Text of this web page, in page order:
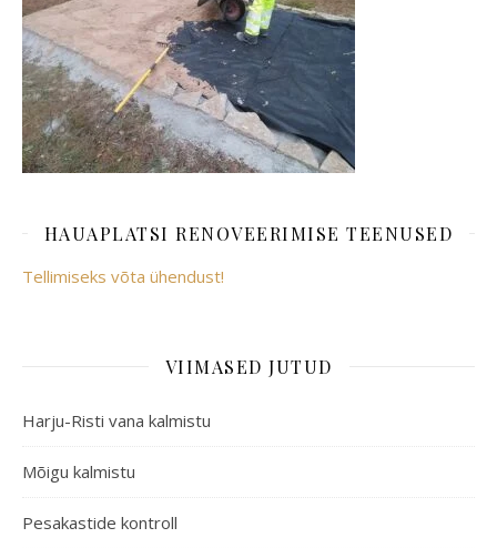
HAUAPLATSI RENOVEERIMISE TEENUSED
Tellimiseks võta ühendust!
VIIMASED JUTUD
Harju-Risti vana kalmistu
Mõigu kalmistu
Pesakastide kontroll